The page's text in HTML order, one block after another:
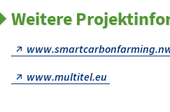
Weitere
www.multitel.eu